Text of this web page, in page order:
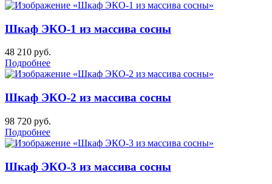
Шкаф ЭКО-1 из массива сосны
48 210 руб.
Подробнее
Шкаф ЭКО-2 из массива сосны
98 720 руб.
Подробнее
Шкаф ЭКО-3 из массива сосны